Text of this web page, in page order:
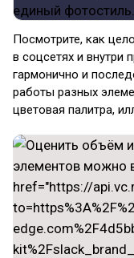
Посмотрите, как
в соцсетях и внутри
гармонично и
работы разных
цветовая палитра,